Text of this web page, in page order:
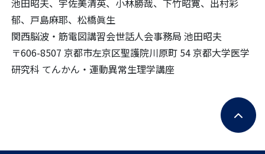
池田昭夫、宇佐美清英、小林勝哉、下竹昭寛、出村彩
郁、戸島麻耶、松橋眞生
関西脳波・筋電図講習会世話人会事務局 池田昭夫
〒606-8507 京都市左京区聖護院川原町 54 京都大学医学
研究科 てんかん・運動異常生理学講座